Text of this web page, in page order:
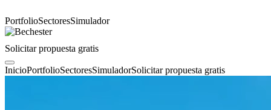
PortfolioSectoresSimulador
Solicitar propuesta gratis
InicioPortfolioSectoresSimuladorSolicitar propuesta gratis